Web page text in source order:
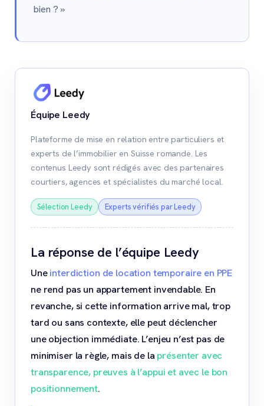
bien ? »
Équipe Leedy
Plateforme de mise en relation entre particuliers et
experts de l’immobilier en Suisse romande. Les
contenus Leedy sont rédigés avec des partenaires
courtiers, agences et spécialistes du marché local.
Sélection Leedy Experts vérifiés par Leedy
La réponse de l’équipe Leedy
Uneinterdiction de location temporaire en PPE
ne rend pas un appartement invendable. En
revanche, si cette information arrive mal, trop
tard ou sans contexte, elle peut déclencher
une objection immédiate. L’enjeu n’est pas de
minimiser la règle, mais de la présenter avec
transparence, preuves à l’appui et avec le bon
positionnement.